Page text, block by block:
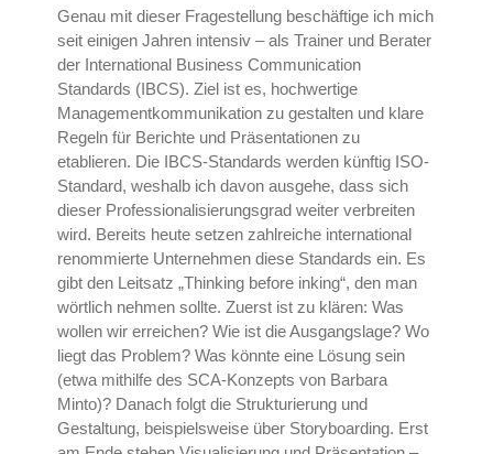
Genau mit dieser Fragestellung beschäftige ich mich
seit einigen Jahren intensiv – als Trainer und Berater
der International Business Communication
Standards (IBCS). Ziel ist es, hochwertige
Managementkommunikation zu gestalten und klare
Regeln für Berichte und Präsentationen zu
etablieren. Die IBCS-Standards werden künftig ISO-
Standard, weshalb ich davon ausgehe, dass sich
dieser Professionalisierungsgrad weiter verbreiten
wird. Bereits heute setzen zahlreiche international
renommierte Unternehmen diese Standards ein. Es
gibt den Leitsatz „Thinking before inking“, den man
wörtlich nehmen sollte. Zuerst ist zu klären: Was
wollen wir erreichen? Wie ist die Ausgangslage? Wo
liegt das Problem? Was könnte eine Lösung sein
(etwa mithilfe des SCA-Konzepts von Barbara
Minto)? Danach folgt die Strukturierung und
Gestaltung, beispielsweise über Storyboarding. Erst